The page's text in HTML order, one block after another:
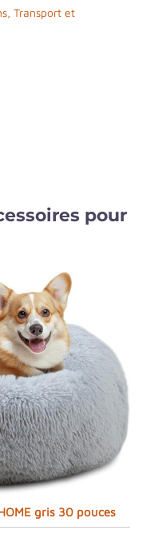
, Transport et
pour
gris 30 pouces